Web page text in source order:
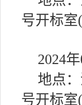
号开标室
2024
地点
号开标室